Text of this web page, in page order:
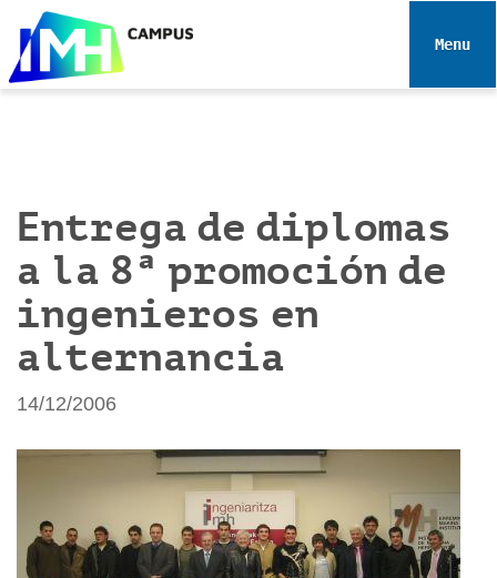
e
Toggle
Entrega de diplomas
a la 8ª promoción de
ingenieros en
alternancia
14/12/2006